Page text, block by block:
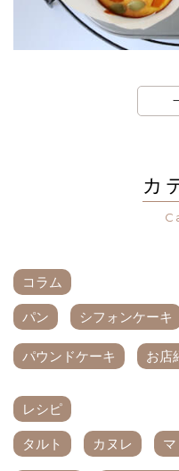
カ
コラム
パン シフォンケーキ
パウンドケーキ お店
レシピ
タルト カヌレ マ